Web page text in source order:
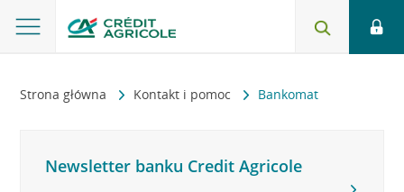
Strona główna Kontakt i pomoc Bankomat
Newsletter banku Credit Agricole